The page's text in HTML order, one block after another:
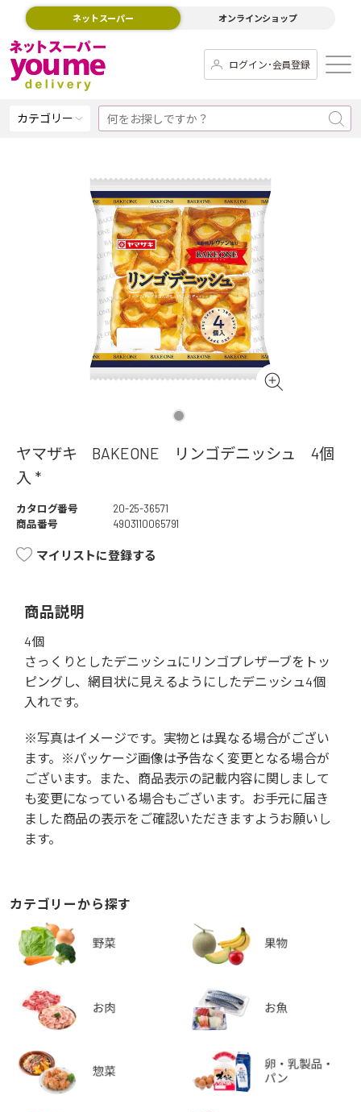
ネットスーパー オンラインショップ
ログイン･会員登録
カテゴリー
ヤマザキ BAKEONE リンゴデニッシュ 4個
入 *
カタログ番号
20-25-36571
商品番号
4903110065791
マイリストに登録する
商品説明
4個
さっくりとしたデニッシュにリンゴプレザーブをトッ
ピングし、網目状に見えるようにしたデニッシュ4個
入れです。
※写真はイメージです。実物とは異なる場合がござい
ます。※パッケージ画像は予告なく変更となる場合が
ございます。また、商品表示の記載内容に関しまして
も変更になっている場合もございます。お手元に届き
ました商品の表示をご確認いただきますようお願いし
ます。
カテゴリーから探す